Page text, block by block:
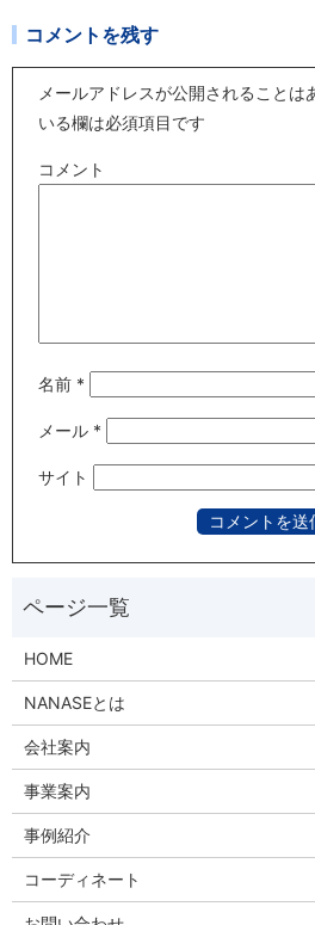
コメントを残す
メールアドレスが公開されることは
いる欄は必須項目です
コメント
名前 *
メール *
サイト
HOME
NANASEとは
会社案内
事業案内
事例紹介
コーディネート